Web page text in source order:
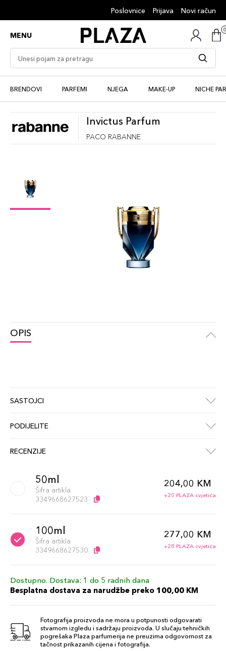
Poslovnice Prijava Novi račun
MENU
BRENDOVI PARFEMI NJEGA MAKE-UP NICHE
Invictus Parfum
PACO RABANNE
OPIS
SASTOJCI
PODIJELITE
RECENZIJE
50ml
Šifra artikla
3349668627523
204,00 KM
+20 PLAZA cvjetića
100ml
Šifra artikla
3349668627530
277,00 KM
+28 PLAZA cvjetića
Dostupno. Dostava: 1 do 5 radnih dana
Besplatna dostava za narudžbe preko 100,00 KM
Fotografija proizvoda ne mora u potpunosti odgovarati
stvarnom izgledu i sadržaju proizvoda. U slučaju tehničkih
pogrešaka Plaza parfumerija ne preuzima odgovornost za
tačnost prikazanih cijena i fotografija.